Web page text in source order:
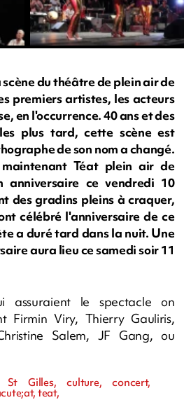
du théâtre de plein air de
premiers artistes, les acteurs
en l'occurrence. 40 ans et des
plus tard, cette scène est
de son nom a changé.
Téat plein air de
anniversaire ce vendredi 10
des gradins pleins à craquer,
célébré l'anniversaire de ce
a duré tard dans la nuit. Une
aura lieu ce samedi soir 11
assuraient le spectacle on
Firmin Viry, Thierry Gauliris,
Salem, JF Gang, ou
St Gilles, culture, concert,
teat,